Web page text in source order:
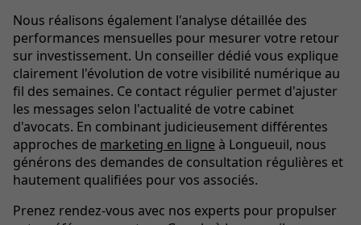
Nous réalisons également l'analyse détaillée des
performances mensuelles pour mesurer votre retour
sur investissement. Un conseiller dédié vous explique
clairement l'évolution de votre visibilité numérique au
fil des semaines. Ce contact régulier permet d'ajuster
les messages selon l'actualité de votre cabinet
d'avocats. En combinant judicieusement différentes
approches de marketing en ligne à Longueuil, nous
générons des demandes de consultation régulières et
hautement qualifiées pour vos associés.
Prenez rendez-vous avec nos experts pour propulser